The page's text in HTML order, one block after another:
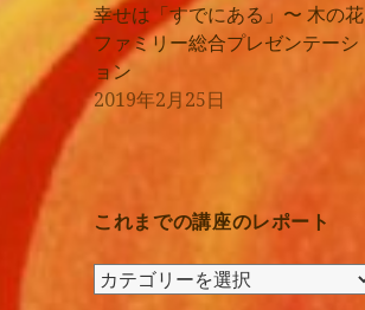
幸せは「すでにある」〜 木の花
ファミリー総合プレゼンテーシ
ョン
2019年2月25日
これまでの講座のレポート
こ